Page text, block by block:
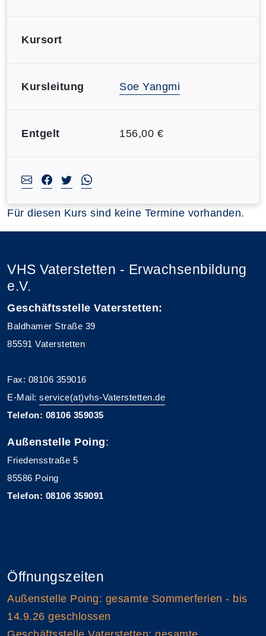
Kursort
Kursleitung Soe Yangmi
Entgelt 156,00 €
Für diesen Kurs sind keine Termine vorhanden.
VHS Vaterstetten - Erwachsenbildung
e.V.
Geschäftsstelle Vaterstetten:
Baldhamer Straße 39
85591 Vaterstetten
Fax: 08106 359016
E-Mail: service(at)vhs-Vaterstetten.de
Telefon: 08106 359035
Außenstelle Poing:
Friedensstraße 5
85586 Poing
Telefon: 08106 359091
Öffnungszeiten
Außenstelle Poing: gesamte Sommerferien - bis
14.9.26 geschlossen